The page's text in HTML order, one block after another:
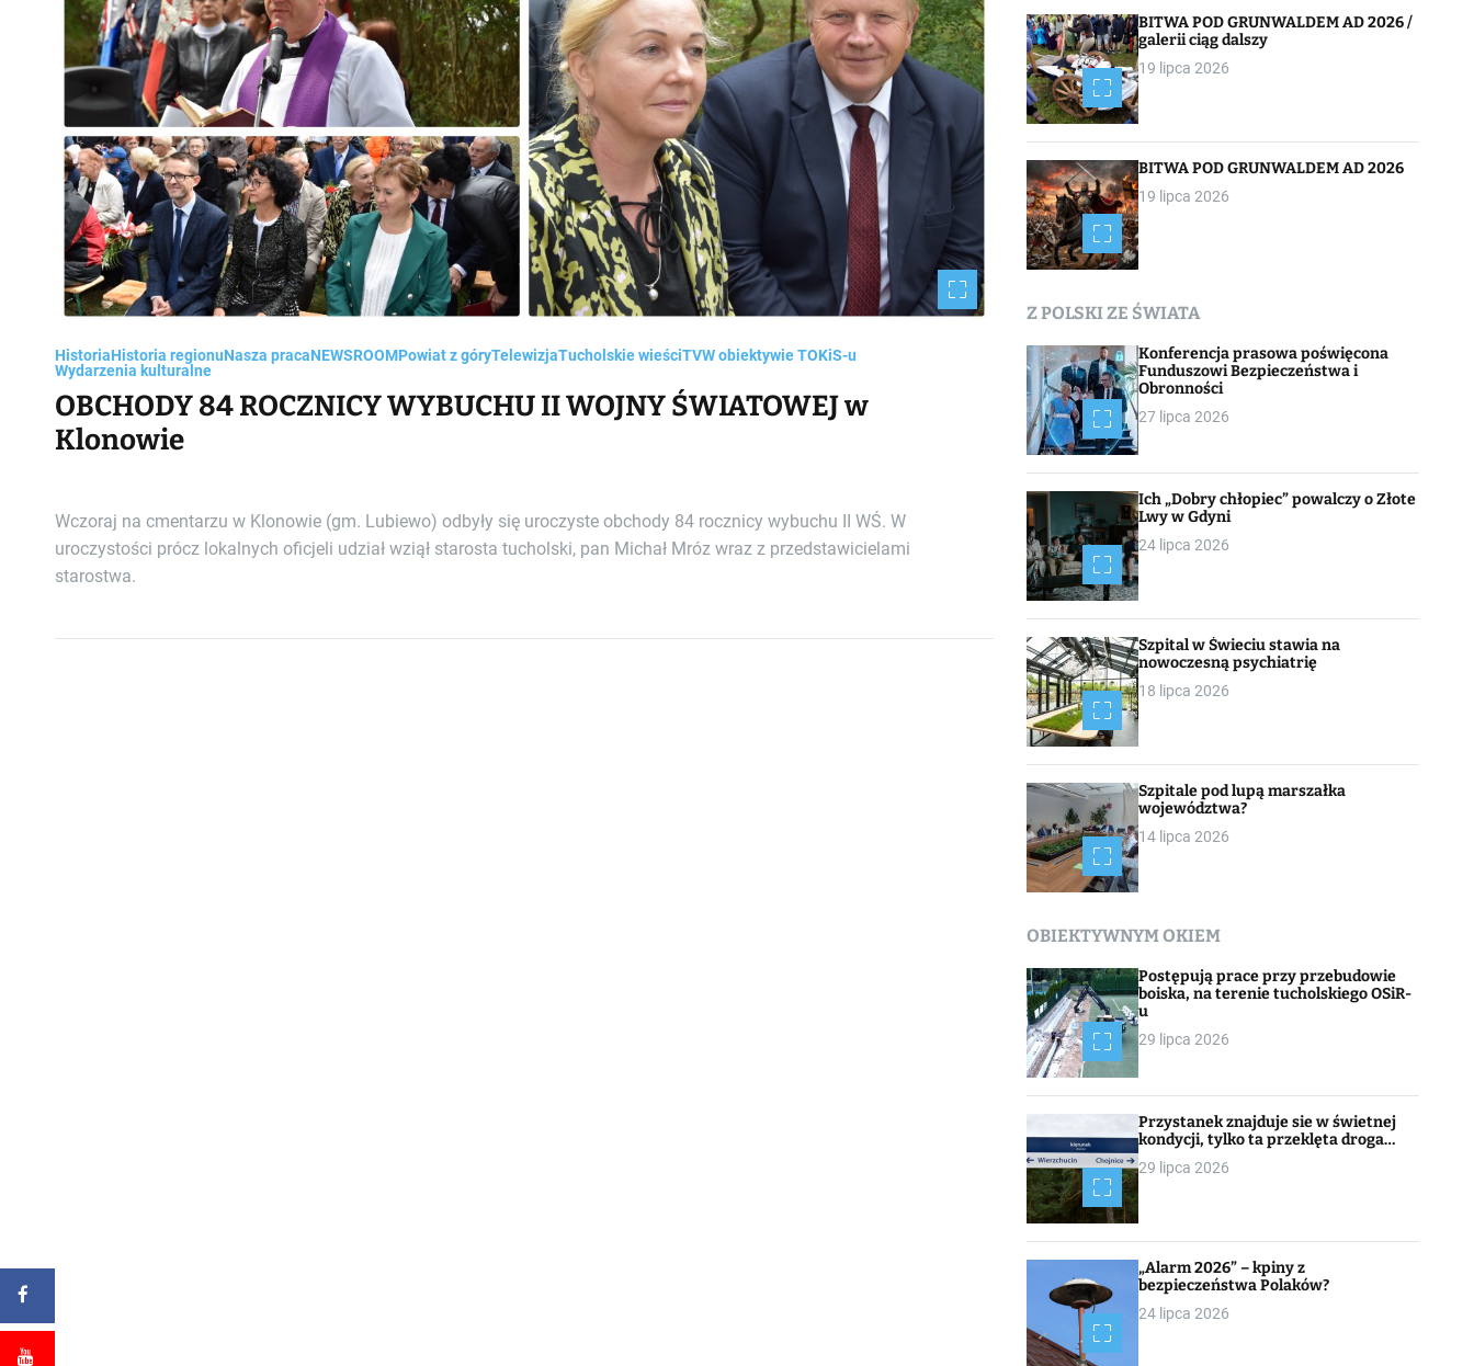
m
e
HistoriaHistoria regionuNasza pracaNEWSROOMPowiat z góryTelewizjaTucholskie wieściTVW obiektywie TOKiS-u
Wydarzenia kulturalne
OBCHODY 84 ROCZNICY WYBUCHU II WOJNY ŚWIATOWEJ w
Klonowie
Wczoraj na cmentarzu w Klonowie (gm. Lubiewo) odbyły się uroczyste obchody 84 rocznicy wybuchu II WŚ. W
uroczystości prócz lokalnych oficjeli udział wziął starosta tucholski, pan Michał Mróz wraz z przedstawicielami
starostwa.
BITWA POD GRUNWALDEM AD 2026 /
galerii ciąg dalszy
19 lipca 2026
BITWA POD GRUNWALDEM AD 2026
19 lipca 2026
Z POLSKI ZE ŚWIATA
Konferencja prasowa poświęcona
Funduszowi Bezpieczeństwa i
Obronności
27 lipca 2026
Ich „Dobry chłopiec” powalczy o Złote
Lwy w Gdyni
24 lipca 2026
Szpital w Świeciu stawia na
nowoczesną psychiatrię
18 lipca 2026
Szpitale pod lupą marszałka
województwa?
14 lipca 2026
OBIEKTYWNYM OKIEM
Postępują prace przy przebudowie
boiska, na terenie tucholskiego OSiR-
u
29 lipca 2026
Przystanek znajduje sie w świetnej
kondycji, tylko ta przeklęta droga…
29 lipca 2026
„Alarm 2026” – kpiny z
bezpieczeństwa Polaków?
24 lipca 2026